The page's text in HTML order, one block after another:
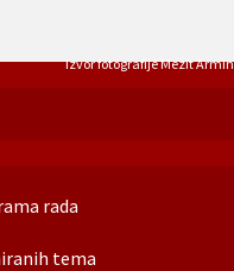
rada
tema
Izvor fotografije Mezit Armin